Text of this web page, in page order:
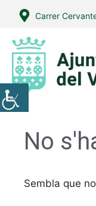
contingut
Carrer
No
Sembla que